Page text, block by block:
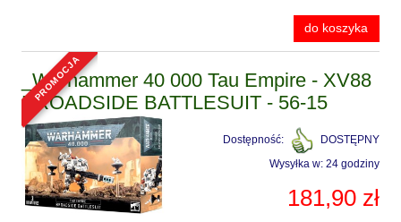
do koszyka
_Warhammer 40 000 Tau Empire - XV88
BROADSIDE BATTLESUIT - 56-15
Dostępność:
DOSTĘPNY
Wysyłka w: 24 godziny
181,90 zł
promocja